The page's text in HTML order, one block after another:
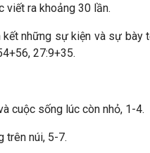
viết ra khoảng 30 lần.
những sự kiện và sự
27:9+35.
cuộc sống lúc còn nhỏ, 1-4.
trên núi, 5-7.